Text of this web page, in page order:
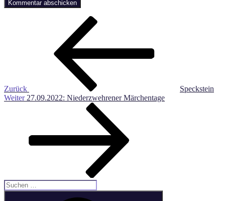
Beitragsnavigation
Zurück
Speckstein
Nächster
Weiter 27.09.2022: Niederzwehrener Märchentage
Suche
nach: